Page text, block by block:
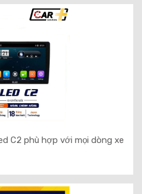
C2 phù hợp với mọi dòng xe